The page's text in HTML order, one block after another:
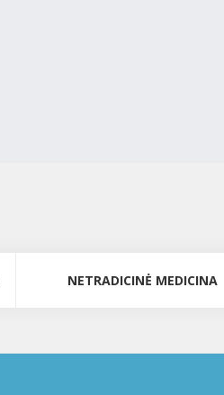
NETRADICINĖ MEDICINA